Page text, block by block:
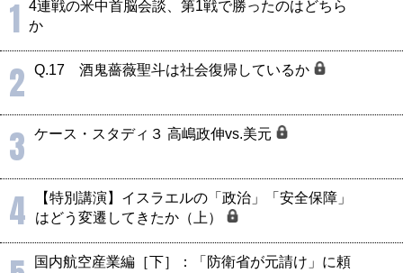
1 4連戦の米中首脳会談、第1戦で勝ったのはどちら
か
2 Q.17 酒鬼薔薇聖斗は社会復帰しているか
3 ケース・スタディ３ 高嶋政伸vs.美元
4
【特別講演】イスラエルの「政治」「安全保障」
はどう変遷してきたか（上）
国内航空産業編［下］：「防衛省が元請け」に頼